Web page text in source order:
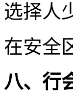
选择人
在安全
八、行